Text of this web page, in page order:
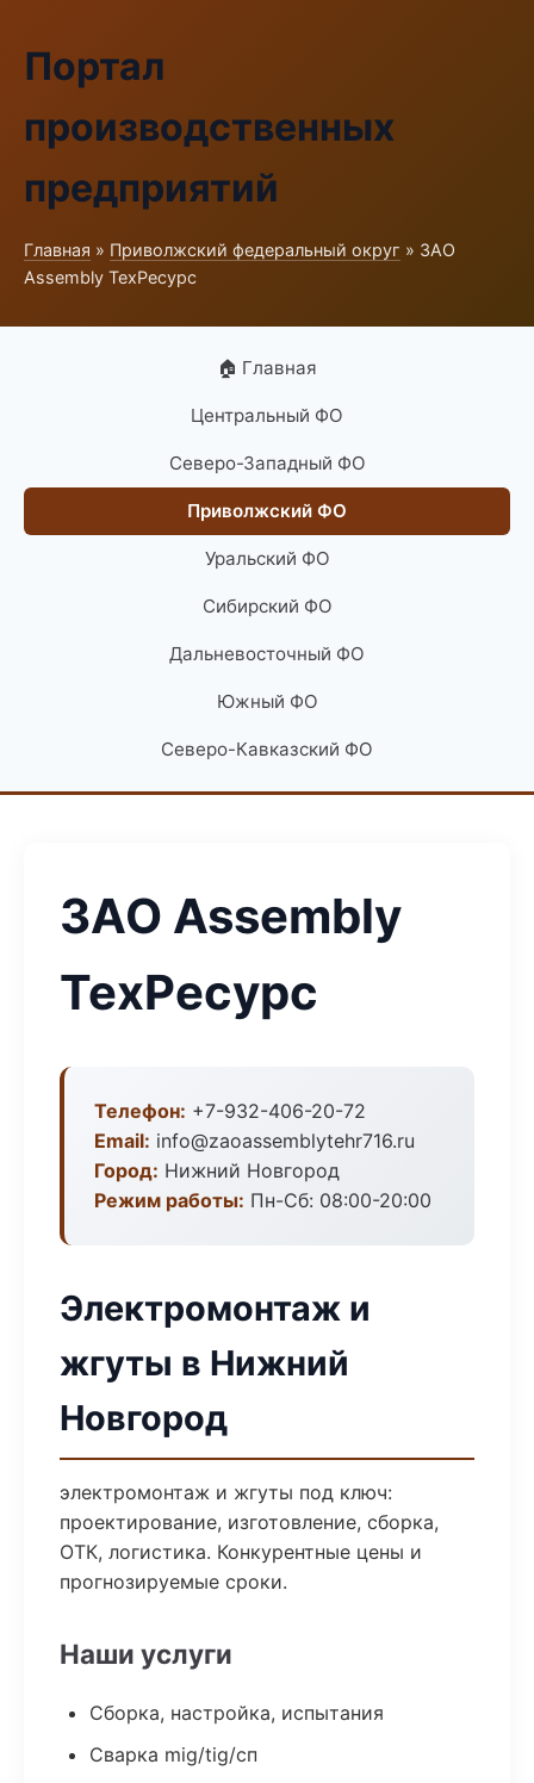
Портал
производственных
предприятий
Главная » Приволжский федеральный округ » ЗАО
Assembly ТехРесурс
🏠 Главная
Центральный ФО
Северо-Западный ФО
Приволжский ФО
Уральский ФО
Сибирский ФО
Дальневосточный ФО
Южный ФО
Северо-Кавказский ФО
ЗАО Assembly
ТехРесурс
Телефон: +7-932-406-20-72
Email: info@zaoassemblytehr716.ru
Город: Нижний Новгород
Режим работы: Пн-Сб: 08:00-20:00
Электромонтаж и
жгуты в Нижний
Новгород
электромонтаж и жгуты под ключ:
проектирование, изготовление, сборка,
ОТК, логистика. Конкурентные цены и
прогнозируемые сроки.
Наши услуги
Сборка, настройка, испытания
Сварка mig/tig/сп